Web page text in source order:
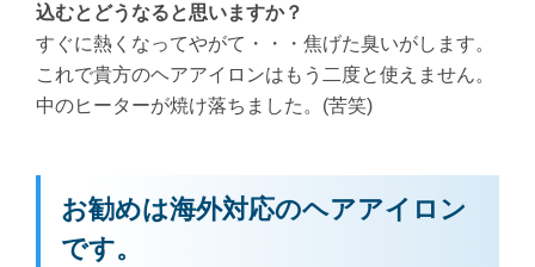
込むとどうなると思いますか？
すぐに熱くなってやがて・・・焦げた臭いがします。
これで貴方のヘアアイロンはもう二度と使えません。
中のヒーターが焼け落ちました。(苦笑)
お勧めは海外対応のヘアアイロン
です。